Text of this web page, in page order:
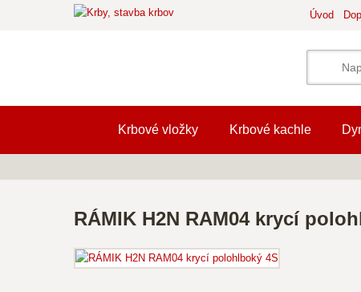
Úvod
Krbové vložky Krbové kachle
RÁMIK H2N RAM04 krycí